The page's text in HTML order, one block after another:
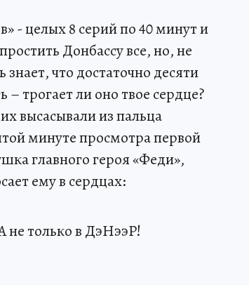
- целых 8 серий по 40 минут и
Донбассу все, но, не
что достаточно десяти
трогает ли оно твое сердце?
высасывали из пальца
минуте просмотра первой
главного героя «Феди»,
ему в сердцах:
не только в ДэНээР!